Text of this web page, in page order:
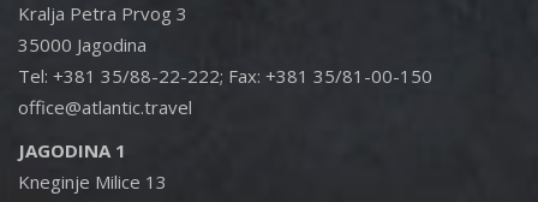
Kralja Petra Prvog 3
35000 Jagodina
Tel: +381 35/88-22-222; Fax: +381 35/81-00-150
office@atlantic.travel
JAGODINA 1
Kneginje Milice 13